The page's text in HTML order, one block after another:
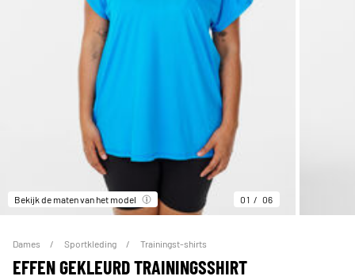
Bekijk de maten van het model 01 06
Dames Sportkleding Trainingst-shirts
EFFEN GEKLEURD TRAININGSSHIRT